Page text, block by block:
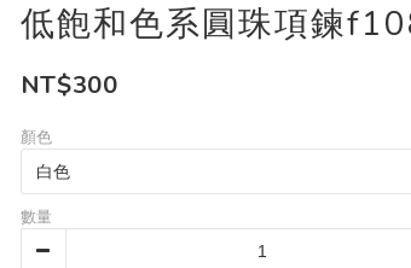
低飽和色系圓珠項鍊
NT$300
顏色
數量